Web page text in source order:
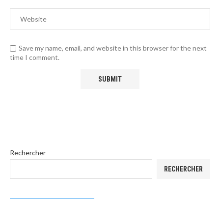
Save my name, email, and website in this browser for the next
time I comment.
Rechercher
RECHERCHER